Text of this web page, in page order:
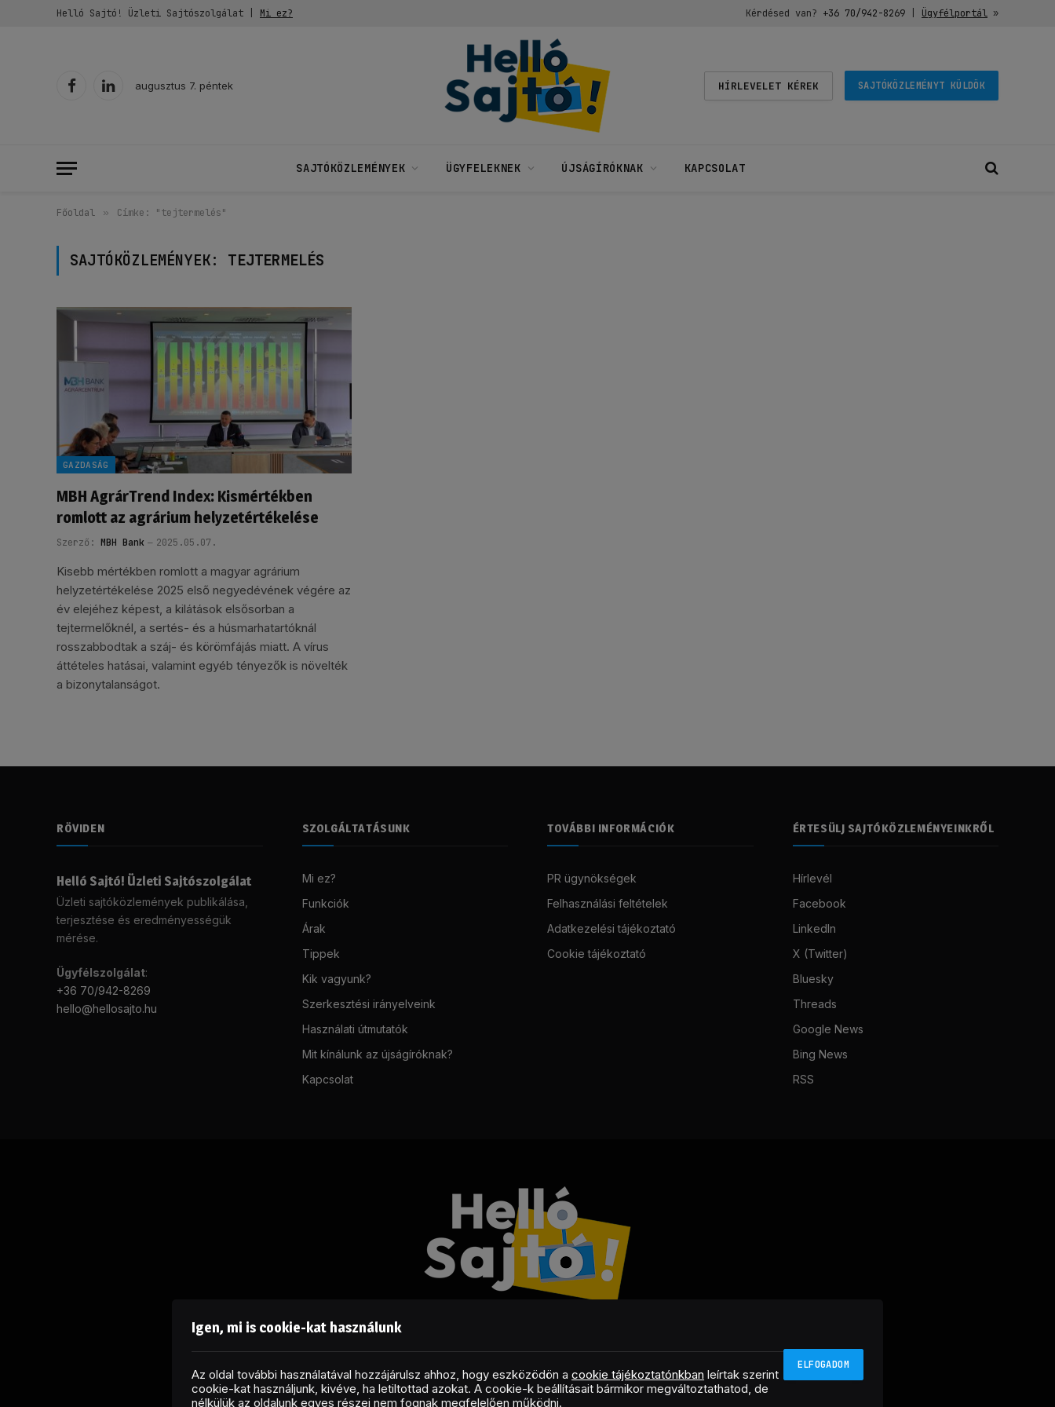
Helló Sajtó! Üzleti Sajtószolgálat | Mi ez? Kérdésed van? +36 70/942-8269| Ügyfélportál»
FacebookLinkedIn
augusztus 7. péntek HÍRLEVELET KÉREK SAJTÓKÖZLEMÉNYT KÜLDÖK
SAJTÓKÖZLEMÉNYEK ÜGYFELEKNEK ÚJSÁGÍRÓKNAK KAPCSOLAT
Főoldal » Címke: "tejtermelés"
SAJTÓKÖZLEMÉNYEK: TEJTERMELÉS
GAZDASÁG
MBH AgrárTrend Index: Kismértékben
romlott az agrárium helyzetértékelése
Szerző: MBH Bank 2025.05.07.
Kisebb mértékben romlott a magyar agrárium
helyzetértékelése 2025 első negyedévének végére az
év elejéhez képest, a kilátások elsősorban a
tejtermelőknél, a sertés- és a húsmarhatartóknál
rosszabbodtak a száj- és körömfájás miatt. A vírus
áttételes hatásai, valamint egyéb tényezők is növelték
a bizonytalanságot.
RÖVIDEN
Helló Sajtó! Üzleti Sajtószolgálat
Üzleti sajtóközlemények publikálása,
terjesztése és eredményességük
mérése.
Ügyfélszolgálat:
+36 70/942-8269
hello@hellosajto.hu
SZOLGÁLTATÁSUNK
Mi ez?
Funkciók
Árak
Tippek
Kik vagyunk?
Szerkesztési irányelveink
Használati útmutatók
Mit kínálunk az újságíróknak?
Kapcsolat
TOVÁBBI INFORMÁCIÓK
PR ügynökségek
Felhasználási feltételek
Adatkezelési tájékoztató
Cookie tájékoztató
ÉRTESÜLJ SAJTÓKÖZLEMÉNYEINKRŐL
Hírlevél
Facebook
LinkedIn
X (Twitter)
Bluesky
Threads
Google News
Bing News
RSS
FacebookLinkedInX
RSS
Copyright © 2026 Helló Sajtó! Üzleti Sajtószolgálat
Igen, mi is cookie-kat használunk
Az oldal további használatával hozzájárulsz ahhoz, hogy eszközödön acookie tájékoztatónkban leírtak szerint
cookie-kat használjunk, kivéve, ha letiltottad azokat. A cookie-k beállításait bármikor megváltoztathatod, de
nélkülük az oldalunk egyes részei nem fognak megfelelően működni.
ELFOGADOM